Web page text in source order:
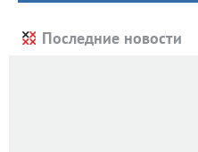
Последние новости